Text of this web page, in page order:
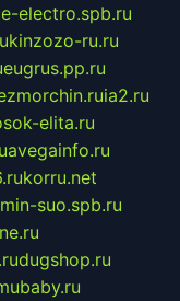
electro.spb.ru
kinzozo-ru.ru
eugrus.pp.ru
ia2.ru
elita.ru
avegainfo.ru
korru.net
suo.spb.ru
dugshop.ru